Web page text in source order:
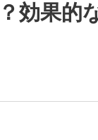
効果的